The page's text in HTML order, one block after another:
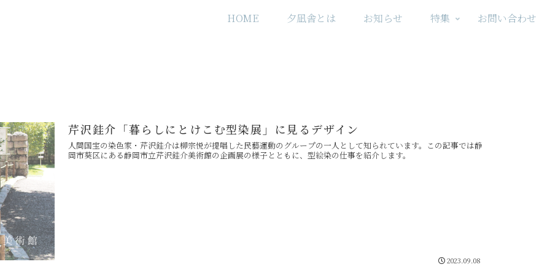
HOME 夕凪舎とは お知らせ 特集 お問い合わせ
芹沢銈介「暮らしにとけこむ型染展」に見るデザイン
人間国宝の染色家・芹沢銈介は柳宗悦が提唱した民藝運動のグループの一人として知られています。この記事では静
岡市葵区にある静岡市立芹沢銈介美術館の企画展の様子とともに、型絵染の仕事を紹介します。
2023.09.08